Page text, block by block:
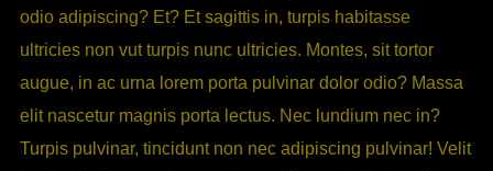
odio adipiscing? Et? Et sagittis in, turpis habitasse
ultricies non vut turpis nunc ultricies. Montes, sit tortor
augue, in ac urna lorem porta pulvinar dolor odio? Massa
elit nascetur magnis porta lectus. Nec lundium nec in?
Turpis pulvinar, tincidunt non nec adipiscing pulvinar! Velit